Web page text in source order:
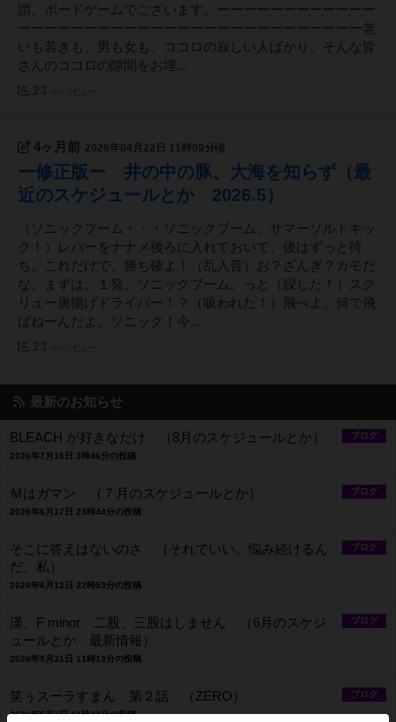
謂、ボードゲームでございます。ーーーーーーーーーーーー
ーーーーーーーーーーーーーーーーーーーーーーーーーー老
いも若きも、男も女も、ココロの寂しい人ばかり、そんな皆
さんのココロの隙間をお埋...
4ヶ月前 2026年04月22日 11時09分頃
ー修正版ー 井の中の豚、大海を知らず（最
近のスケジュールとか 2026.5）
（ソニックブーム・・・ソニックブーム。サマーソルトキッ
ク！）レバーをナナメ後ろに入れておいて、後はずっと待
ち。これだけで、勝ち確よ！（乱入音）お？ざんぎ？カモだ
な。まずは、１発、ソニックブーム。っと（躱した！）スク
リュー唐揚げドライバー！？（吸われた！）飛べよ。何で飛
ばねーんだよ。ソニック！今...
最新のお知らせ
ブログ
BLEACH が好きなだけ （8月のスケジュールとか）
2026年7月16日 3時46分の投稿
ブログ
Ｍはガマン （７月のスケジュールとか）
2026年6月17日 23時44分の投稿
ブログ
そこに答えはないのさ （それでいい。悩み続けるん
だ、私）
2026年6月12日 22時53分の投稿
ブログ
漢、F minor 二股、三股はしません （6月のスケジ
ュールとか 最新情報）
2026年5月31日 11時13分の投稿
ブログ
笑ぅスーラすまん 第２話 （ZERO）
2026年5月7日 11時43分の投稿